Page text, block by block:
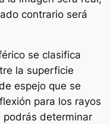
contrario será
se clasifica
la superficie
espejo que se
para los rayos
podrás determinar